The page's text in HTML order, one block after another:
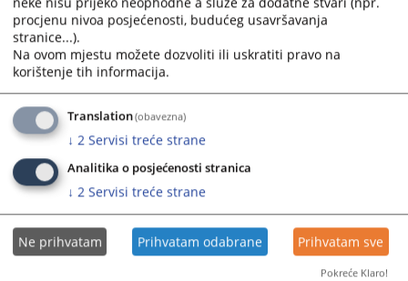
Press
the
question
mark
key
to
get
the
keyboard
shortcuts
for
changing
dates.
Press
question
mark
key
to
get
keyboard
shortcuts
for
changing
dates.
procjenu nivoa posjećenosti, budućeg usavršavanja
stranice...).
Na ovom mjestu možete dozvoliti ili uskratiti pravo na
korištenje tih informacija.
Translation(obavezna)
↓ 2 Servisi treće strane
Analitika o posjećenosti stranica
↓ 2 Servisi treće strane
Ne prihvatam Prihvatam odabrane Prihvatam sve
Pokreće Klaro!